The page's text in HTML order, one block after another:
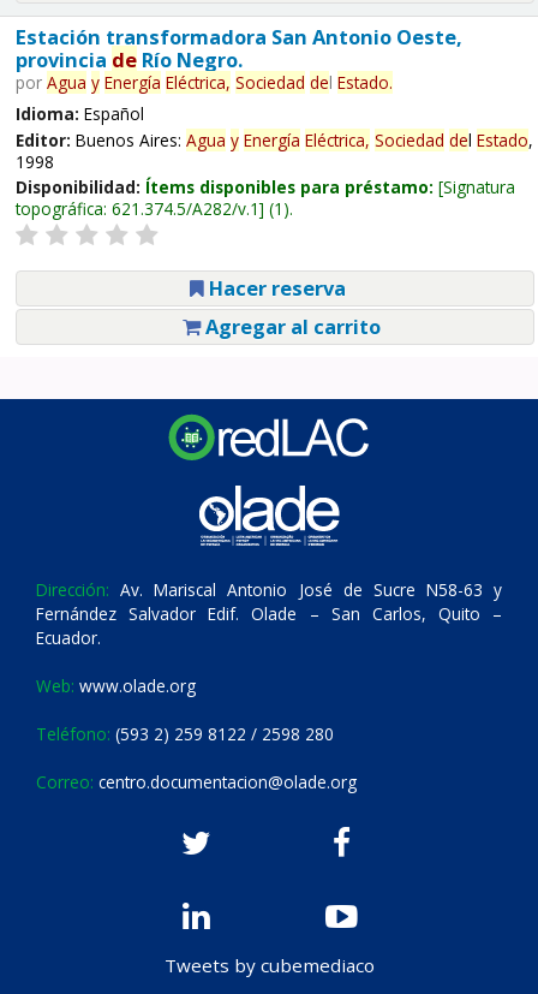
Estación transformadora San Antonio Oeste,
provincia deRío Negro.
por Agua y Energía Eléctrica, Sociedad del Estado.
Idioma: Español
Editor: Buenos Aires: Agua y Energía Eléctrica, Sociedad del Estado,
1998
Disponibilidad: Ítems disponibles para préstamo: Signatura
topográfica: 621.374.5/A282/v.1 (1).
Hacer reserva
Agregar al carrito
Dirección: Av. Mariscal Antonio José de Sucre N58-63 y
Fernández Salvador Edif. Olade – San Carlos, Quito –
Ecuador.
Web: www.olade.org
Teléfono: (593 2) 259 8122 / 2598 280
Correo: centro.documentacion@olade.org
Tweets by cubemediaco